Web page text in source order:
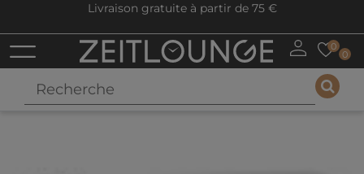
Livraison gratuite à partir de 75 €
0
0